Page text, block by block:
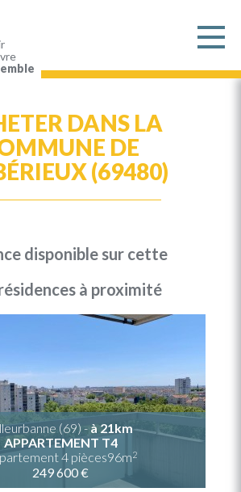
DANS LA
DE
(69480)
disponible sur cette
à proximité
(69) - à 21km
APPARTEMENT T4
4 pièces96m2
249 600 €